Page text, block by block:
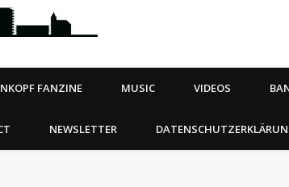
FANZINE MUSIC VIDEOS
NEWSLETTER